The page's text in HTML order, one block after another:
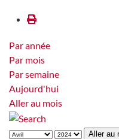
Par année
Par mois
Par semaine
Aujourd'hui
Aller au mois
Aller au